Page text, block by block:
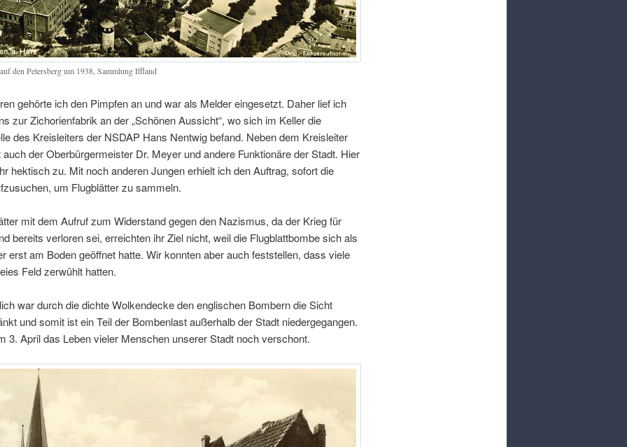
den Petersberg um1938, Sammlung Iffland
gehörte ich den Pimpfen an und war als Melder eingesetzt. Daher lief ich
zur Zichorienfabrik an der„Schönen Aussicht“, wo sich im Keller die
des Kreisleiters der NSDAP Hans Nentwig befand. Neben dem Kreisleiter
auch der Oberbürgermeister Dr. Meyer und andere Funktionäre der Stadt. Hier
hektisch zu. Mit noch anderen Jungen erhielt ich den Auftrag, sofort die
, um Flugblätter zu sammeln.
mit dem Aufruf zum Widerstand gegen den Nazismus, da der Krieg für
bereits verloren sei, erreichten ihr Ziel nicht, weil die Flugblattbombe sich als
erst am Boden geöffnet hatte. Wir konnten aber auch feststellen, dass viele
Feld zerwühlt hatten.
war durch die dichte Wolkendecke den englischen Bombern die Sicht
und somit ist ein Teil der Bombenlast außerhalb der Stadt niedergegangen.
3. April das Leben vieler Menschen unserer Stadt noch verschont.